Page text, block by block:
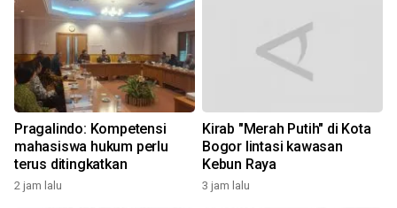
Pragalindo: Kompetensi
mahasiswa hukum perlu
terus ditingkatkan
2 jam lalu
Kirab "Merah Putih" di Kota
Bogor lintasi kawasan
Kebun Raya
3 jam lalu